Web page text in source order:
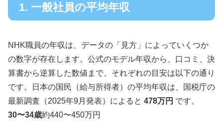
1. 一般社員の平均年収
NHK職員の年収は、データの「見方」によっていくつか
の数字が存在します。公式のモデル年収から、口コミ、決
算書から逆算した数値まで、それぞれの目安は以下の通り
です。日本の国民（給与所得者）の平均年収は、国税庁の
最新調査（2025年9月発表）によると 478万円 です。
30〜34歳約440〜450万円